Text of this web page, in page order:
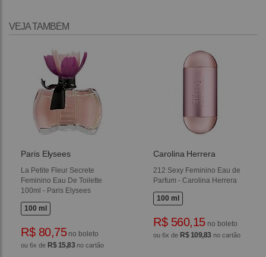
VEJA TAMBÉM
Paris Elysees
La Petite Fleur Secrete
Feminino Eau De Toilette
100ml - Paris Elysees
100 ml
R$ 80,75no boleto
ou 6x de R$ 15,83 no cartão
Carolina Herrera
212 Sexy Feminino Eau de
Parfum - Carolina Herrera
100 ml
R$ 560,15no boleto
ou 6x de R$ 109,83 no cartão